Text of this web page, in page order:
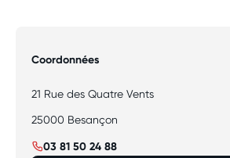
Coordonnées
21 Rue des Quatre Vents
25000 Besançon
03 81 50 24 88